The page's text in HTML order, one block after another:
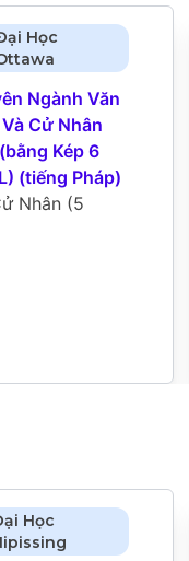
Học
Ngành Văn
Cử Nhân
Kép 6
(tiếng Pháp)
Nhân (5
Học